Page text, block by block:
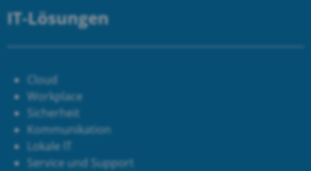
IT-Lösungen
Cloud
Workplace
Sicherheit
Kommunikation
Lokale IT
Service und Support